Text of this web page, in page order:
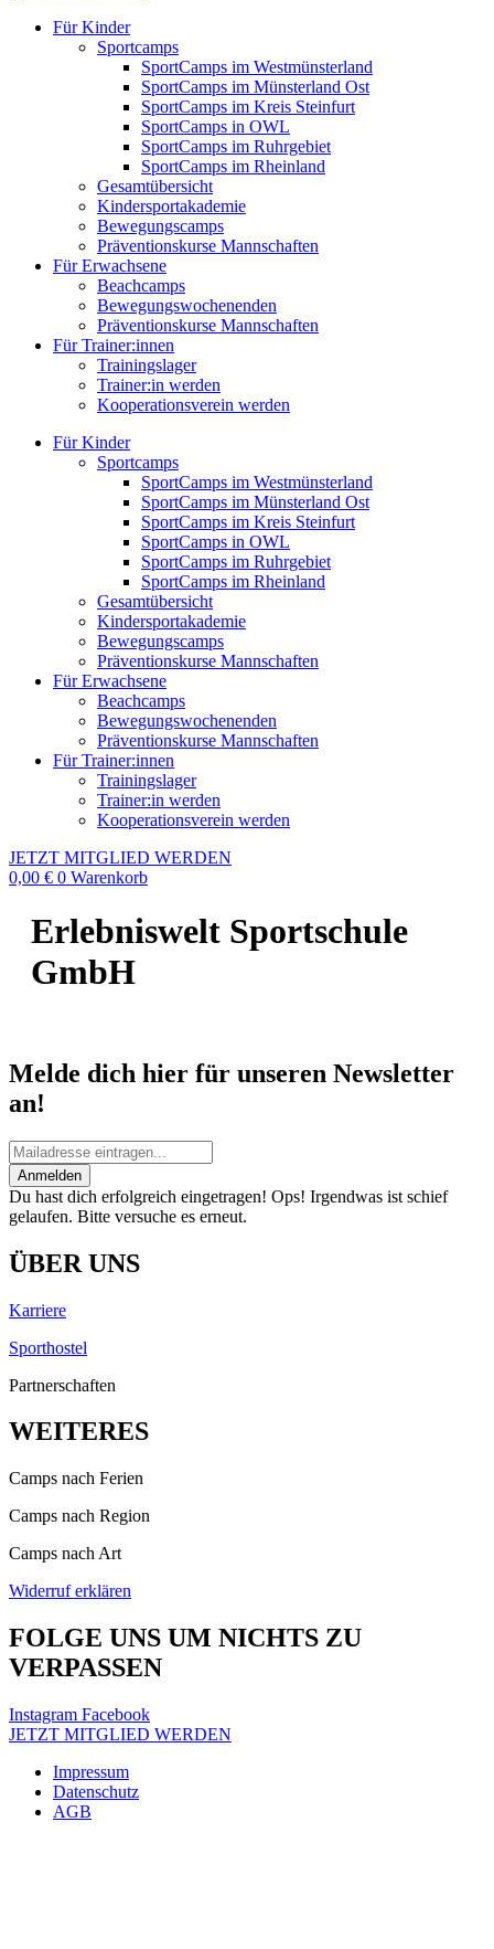
Für Kinder
Sportcamps
SportCamps im Westmünsterland
SportCamps im Münsterland Ost
SportCamps im Kreis Steinfurt
SportCamps in OWL
SportCamps im Ruhrgebiet
SportCamps im Rheinland
Gesamtübersicht
Kindersportakademie
Bewegungscamps
Präventionskurse Mannschaften
Für Erwachsene
Beachcamps
Bewegungswochenenden
Präventionskurse Mannschaften
Für Trainer:innen
Trainingslager
Trainer:in werden
Kooperationsverein werden
Für Kinder
Sportcamps
SportCamps im Westmünsterland
SportCamps im Münsterland Ost
SportCamps im Kreis Steinfurt
SportCamps in OWL
SportCamps im Ruhrgebiet
SportCamps im Rheinland
Gesamtübersicht
Kindersportakademie
Bewegungscamps
Präventionskurse Mannschaften
Für Erwachsene
Beachcamps
Bewegungswochenenden
Präventionskurse Mannschaften
Für Trainer:innen
Trainingslager
Trainer:in werden
Kooperationsverein werden
JETZT MITGLIED WERDEN
0,00 € 0 Warenkorb
Erlebniswelt Sportschule
GmbH
Melde dich hier für unseren Newsletter
an!
Anmelden
Du hast dich erfolgreich eingetragen! Ops! Irgendwas ist schief
gelaufen. Bitte versuche es erneut.
ÜBER UNS
Karriere
Sporthostel
Partnerschaften
WEITERES
Camps nach Ferien
Camps nach Region
Camps nach Art
Widerruf erklären
FOLGE UNS UM NICHTS ZU
VERPASSEN
Instagram Facebook
JETZT MITGLIED WERDEN
Impressum
Datenschutz
AGB